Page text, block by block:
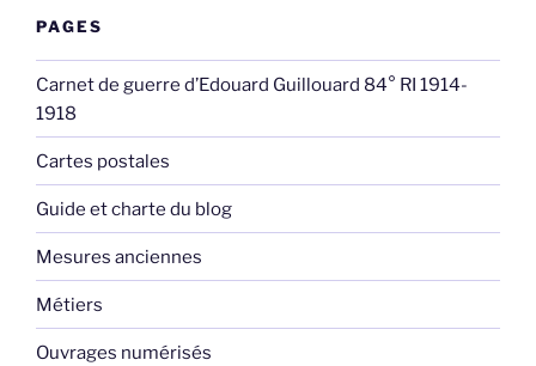
PAGES
Carnet de guerre d’Edouard Guillouard 84° RI 1914-
1918
Cartes postales
Guide et charte du blog
Mesures anciennes
Métiers
Ouvrages numérisés